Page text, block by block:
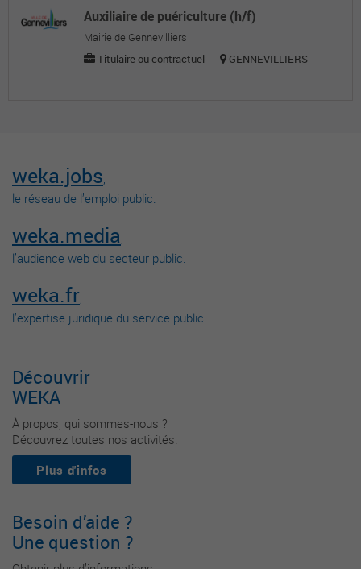
Auxiliaire de puériculture (h/f)
Mairie de Gennevilliers
Titulaire ou contractuel
GENNEVILLIERS
weka.jobs,
le réseau de l’emploi public.
weka.media,
l’audience web du secteur public.
weka.fr,
l’expertise juridique du service public.
Découvrir
WEKA
À propos, qui sommes-nous ?
Découvrez toutes nos activités.
Plus d'infos
Besoin d’aide ?
Une question ?